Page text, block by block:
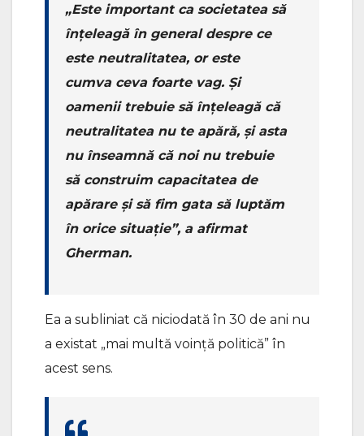
„Este important ca societatea să
înțeleagă în general despre ce
este neutralitatea, or este
cumva ceva foarte vag. Și
oamenii trebuie să înțeleagă că
neutralitatea nu te apără, și asta
nu înseamnă că noi nu trebuie
să construim capacitatea de
apărare și să fim gata să luptăm
în orice situație”, a afirmat
Gherman.
Ea a subliniat că niciodată în 30 de ani nu
a existat „mai multă voință politică” în
acest sens.